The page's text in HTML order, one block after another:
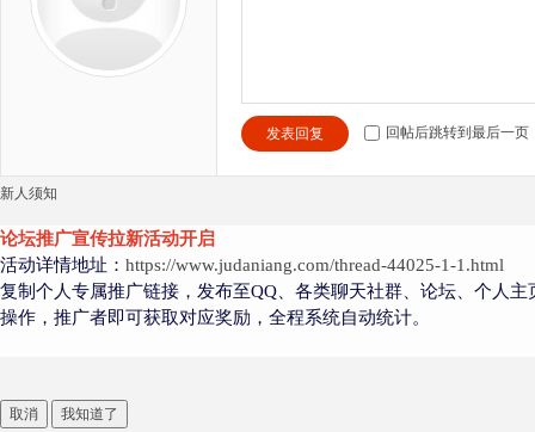
发表回复 回帖后跳转到最后一页
新人须知
论坛推广宣传拉新活动开启
活动详情地址： https://www.judaniang.com/thread-44025-1-1.html
复制个人专属推广链接，发布至QQ、各类聊天社群、论坛、个人
操作，推广者即可获取对应奖励，全程系统自动统计。
取消 我知道了